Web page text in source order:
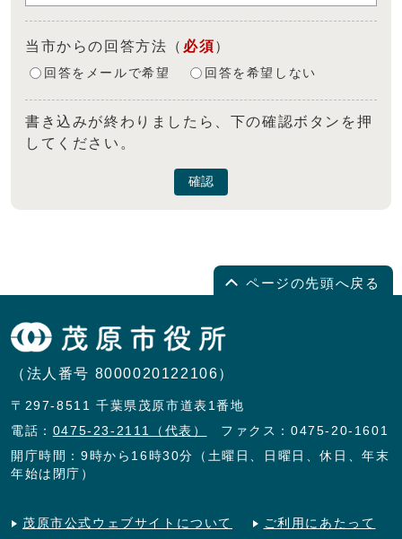
当市からの回答方法 （ 必須）
回答をメールで希望 回答を希望しない
書き込みが終わりましたら、下の確認ボタンを押
してください。
確認
ページの先頭へ戻る
（法人番号 8000020122106）
〒297-8511 千葉県茂原市道表1番地
電話： 0475-23-2111（代表）
ファクス：0475-20-1601
開庁時間：9時から16時30分（土曜日、日曜日、休日、年末
年始は閉庁）
茂原市公式ウェブサイトについて ご利用にあたって